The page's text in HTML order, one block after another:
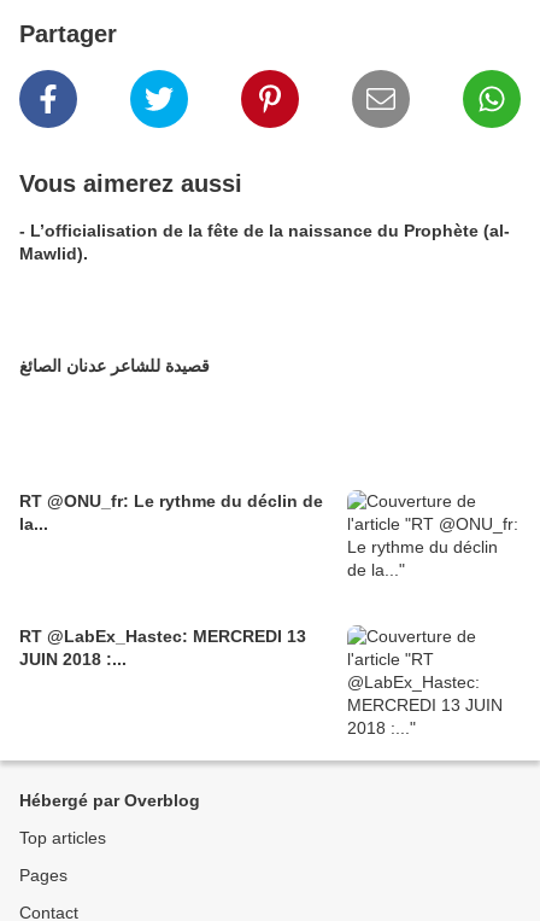
Partager
Vous aimerez aussi
- L’officialisation de la fête de la naissance du Prophète (al-
Mawlid).
قصيدة للشاعر عدنان الصائغ
RT @ONU_fr: Le rythme du déclin de
la...
RT @LabEx_Hastec: MERCREDI 13
JUIN 2018 :...
Hébergé par Overblog
Top articles
Pages
Contact